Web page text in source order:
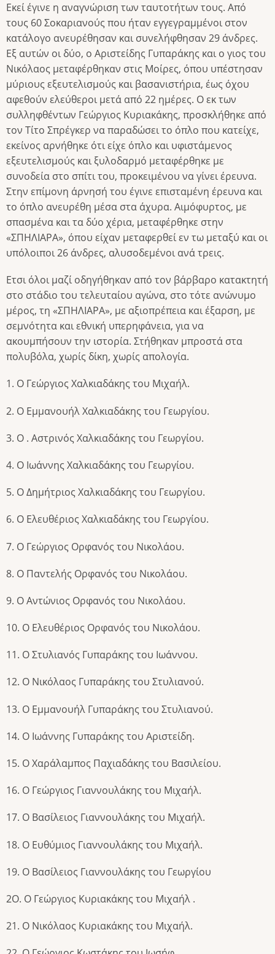
Εκεί έγινε η αναγνώριση των ταυτοτήτων τους. Από
τους 60 Σοκαριανούς που ήταν εγγεγραμμένοι στον
κατάλογο ανευρέθησαν και συνελήφθησαν 29 άνδρες.
Εξ αυτών οι δύο, ο Αριστείδης Γυπαράκης και ο γιος του
Νικόλαος μεταφέρθηκαν στις Μοίρες, όπου υπέστησαν
μύριους εξευτελισμούς και βασανιστήρια, έως όχου
αφεθούν ελεύθεροι μετά από 22 ημέρες. Ο εκ των
συλληφθέντων Γεώργιος Κυριακάκης, προσκλήθηκε από
τον Τίτο Σπρέγκερ να παραδώσει το όπλο που κατείχε,
εκείνος αρνήθηκε ότι είχε όπλο και υφιστάμενος
εξευτελισμούς και ξυλοδαρμό μεταφέρθηκε με
συνοδεία στο σπίτι του, προκειμένου να γίνει έρευνα.
Στην επίμονη άρνησή του έγινε επισταμένη έρευνα και
το όπλο ανευρέθη μέσα στα άχυρα. Αιμόφυρτος, με
σπασμένα και τα δύο χέρια, μεταφέρθηκε στην
«ΣΠΗΛΙΑΡΑ», όπου είχαν μεταφερθεί εν τω μεταξύ και οι
υπόλοιποι 26 άνδρες, αλυσοδεμένοι ανά τρεις.
Ετσι όλοι μαζί οδηγήθηκαν από τον βάρβαρο κατακτητή
στο στάδιο του τελευταίου αγώνα, στο τότε ανώνυμο
μέρος, τη «ΣΠΗΛΙΑΡΑ», με αξιοπρέπεια και έξαρση, με
σεμνότητα και εθνική υπερηφάνεια, για να
ακουμπήσουν την ιστορία. Στήθηκαν μπροστά στα
πολυβόλα, χωρίς δίκη, χωρίς απολογία.
1. Ο Γεώργιος Χαλκιαδάκης του Μιχαήλ.
2. Ο Εμμανουήλ Χαλκιαδάκης του Γεωργίου.
3. Ο . Αστρινός Χαλκιαδάκης του Γεωργίου.
4. Ο Ιωάννης Χαλκιαδάκης του Γεωργίου.
5. Ο Δημήτριος Χαλκιαδάκης του Γεωργίου.
6. Ο Ελευθέριος Χαλκιαδάκης του Γεωργίου.
7. Ο Γεώργιος Ορφανός του Νικολάου.
8. Ο Παντελής Ορφανός του Νικολάου.
9. Ο Αντώνιος Ορφανός του Νικολάου.
10. Ο Ελευθέριος Ορφανός του Νικολάου.
11. Ο Στυλιανός Γυπαράκης του Ιωάννου.
12. Ο Νικόλαος Γυπαράκης του Στυλιανού.
13. Ο Εμμανουήλ Γυπαράκης του Στυλιανού.
14. Ο Ιωάννης Γυπαράκης του Αριστείδη.
15. Ο Χαράλαμπος Παχιαδάκης του Βασιλείου.
16. Ο Γεώργιος Γιαννουλάκης του Μιχαήλ.
17. Ο Βασίλειος Γιαννουλάκης του Μιχαήλ.
18. Ο Ευθύμιος Γιαννουλάκης του Μιχαήλ.
19. Ο Βασίλειος Γιαννουλάκης του Γεωργίου
2Ο. Ο Γεώργιος Κυριακάκης του Μιχαήλ .
21. Ο Νικόλαος Κυριακάκης του Μιχαήλ.